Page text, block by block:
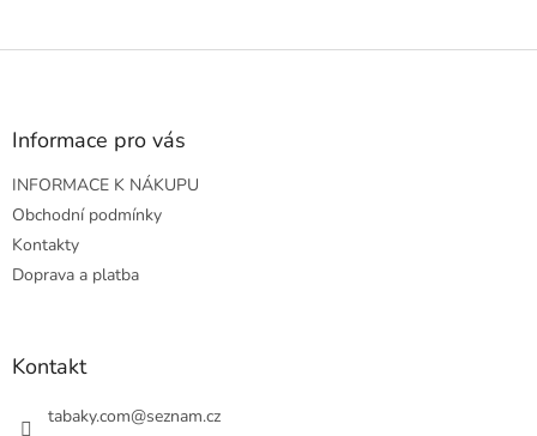
Z
Informace pro vás
INFORMACE K NÁKUPU
Obchodní podmínky
Kontakty
Doprava a platba
Kontakt
tabaky.com@seznam.cz